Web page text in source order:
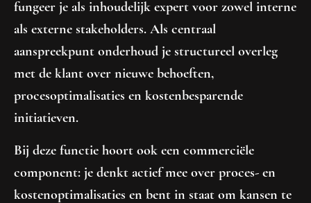
fungeer je als inhoudelijk expert voor zowel interne
als externe stakeholders. Als centraal
aanspreekpunt onderhoud je structureel overleg
met de klant over nieuwe behoeften,
procesoptimalisaties en kostenbesparende
initiatieven.
Bij deze functie hoort ook een commerciële
component: je denkt actief mee over proces- en
kostenoptimalisaties en bent in staat om kansen te